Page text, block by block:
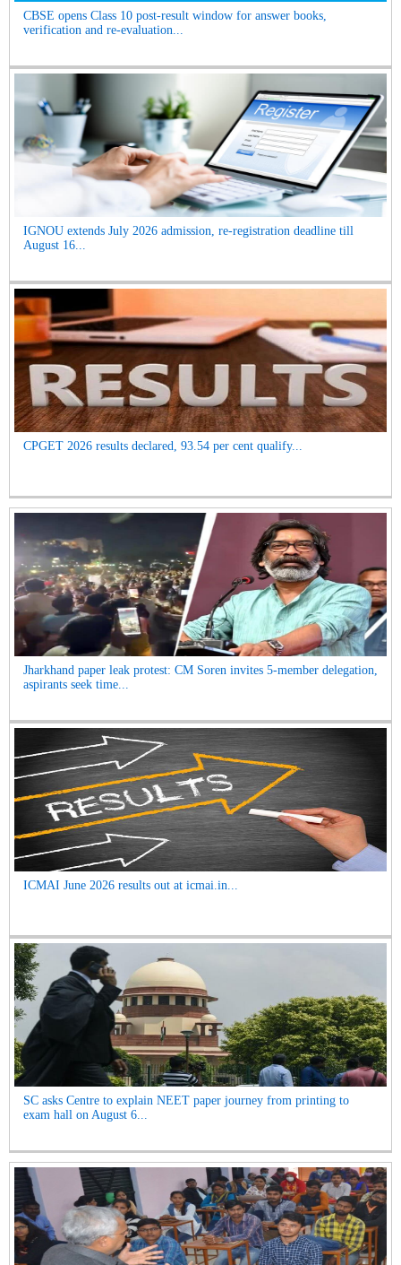
CBSE opens Class 10 post-result window for answer books,
verification and re-evaluation...
IGNOU extends July 2026 admission, re-registration deadline till
August 16...
CPGET 2026 results declared, 93.54 per cent qualify...
Jharkhand paper leak protest: CM Soren invites 5-member delegation,
aspirants seek time...
ICMAI June 2026 results out at icmai.in...
SC asks Centre to explain NEET paper journey from printing to
exam hall on August 6...